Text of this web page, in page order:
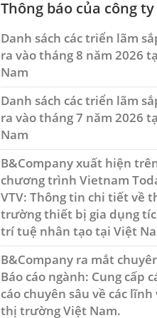
Thông báo của công ty
Danh sách các triển lãm
ra vào tháng 8 năm 2026
Nam
Danh sách các triển lãm
ra vào tháng 7 năm 2026
Nam
B&Company xuất hiện
chương trình Vietnam
VTV: Thông tin chi tiết về
trường thiết bị gia dụng
trí tuệ nhân tạo tại Việt
B&Company ra mắt
Báo cáo ngành: Cung cấp
cáo chuyên sâu về các lĩnh
thị trường Việt Nam.